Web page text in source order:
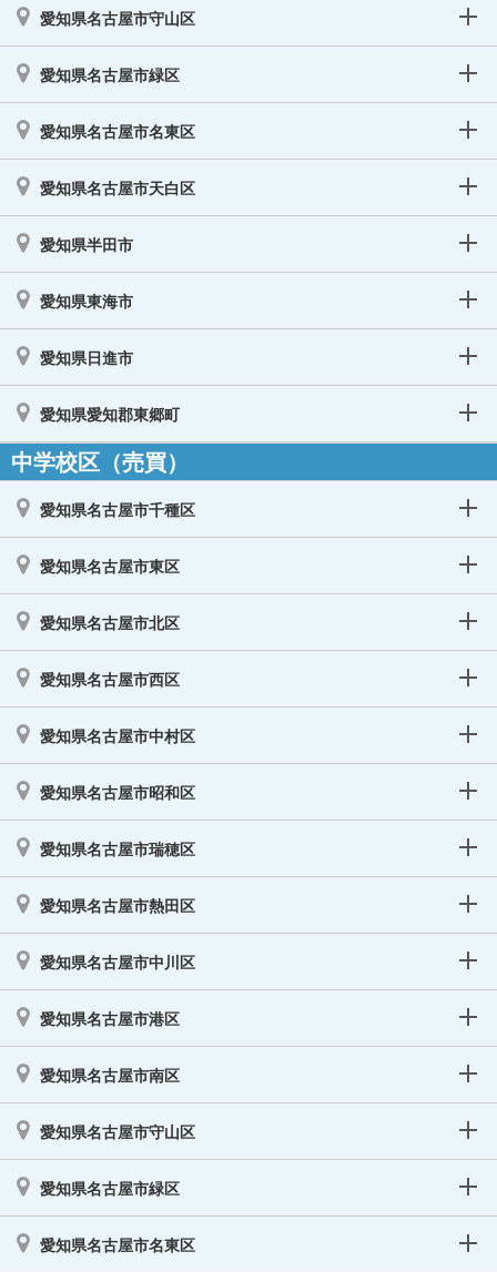
愛知県名古屋市守山区
愛知県名古屋市緑区
愛知県名古屋市名東区
愛知県名古屋市天白区
愛知県半田市
愛知県東海市
愛知県日進市
愛知県愛知郡東郷町
中学校区（売買）
愛知県名古屋市千種区
愛知県名古屋市東区
愛知県名古屋市北区
愛知県名古屋市西区
愛知県名古屋市中村区
愛知県名古屋市昭和区
愛知県名古屋市瑞穂区
愛知県名古屋市熱田区
愛知県名古屋市中川区
愛知県名古屋市港区
愛知県名古屋市南区
愛知県名古屋市守山区
愛知県名古屋市緑区
愛知県名古屋市名東区